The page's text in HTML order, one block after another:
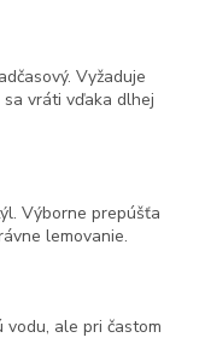
Vyžaduje
vráti vďaka dlhej
Výborne prepúšťa
lemovanie.
ale pri častom